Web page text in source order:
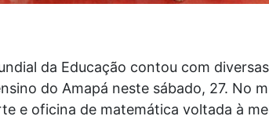
da Educação contou com
do Amapá neste sábado, 27. No
e oficina de matemática voltada à